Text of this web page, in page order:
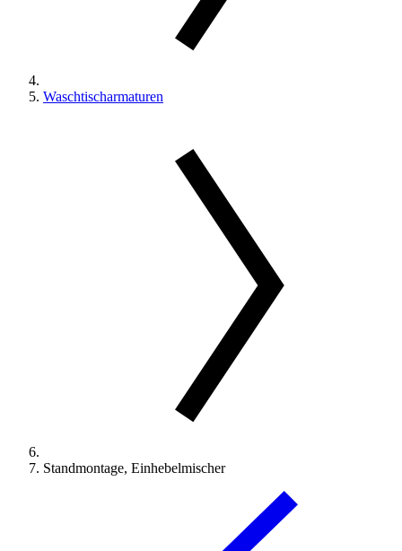
Waschtischarmaturen
Standmontage, Einhebelmischer